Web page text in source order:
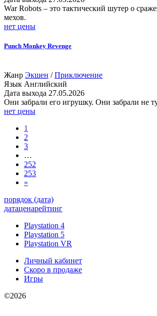
War Robots – это тактический шутер о
мехов.
нет цены
Punch Monkey Revenge
Жанр Экшен /Приключение
Язык Английский
Дата выхода 27.05.2026
Они забрали его игрушку. Они забрали не
нет цены
1
2
3
…
252
253
»
порядок (дата)
датаценарейтинг
Playstation 4
Playstation 5
Playstation VR
Личный кабинет
Скоро в продаже
Игры
©2026